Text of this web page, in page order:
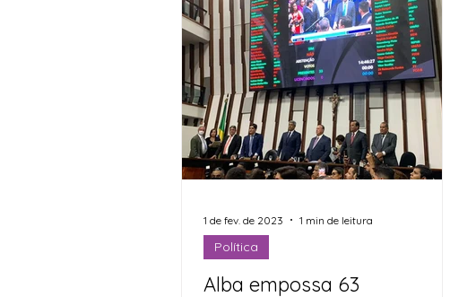
Alba empossa 63
Política
1 de fev. de 2023 1 min de leitura